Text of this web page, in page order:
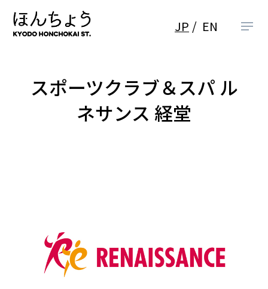
JP EN
スポーツクラブ＆スパ ル
ネサンス 経堂